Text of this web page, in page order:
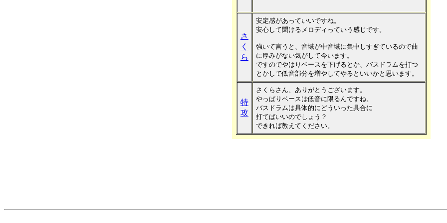
さ
く
ら
安定感があっていいですね。
安心して聞けるメロディっていう感じです。
強いて言うと、音域が中音域に集中しすぎているので曲
に厚みがない気がして今います。
ですのでやはりベースを下げるとか、バスドラムを打つ
とかして低音部分を増やしてやるといいかと思います。
特
攻
さくらさん、ありがとうございます。
やっぱりベースは低音に限るんですね。
バスドラムは具体的にどういった具合に
打てばいいのでしょう？
できれば教えてください。